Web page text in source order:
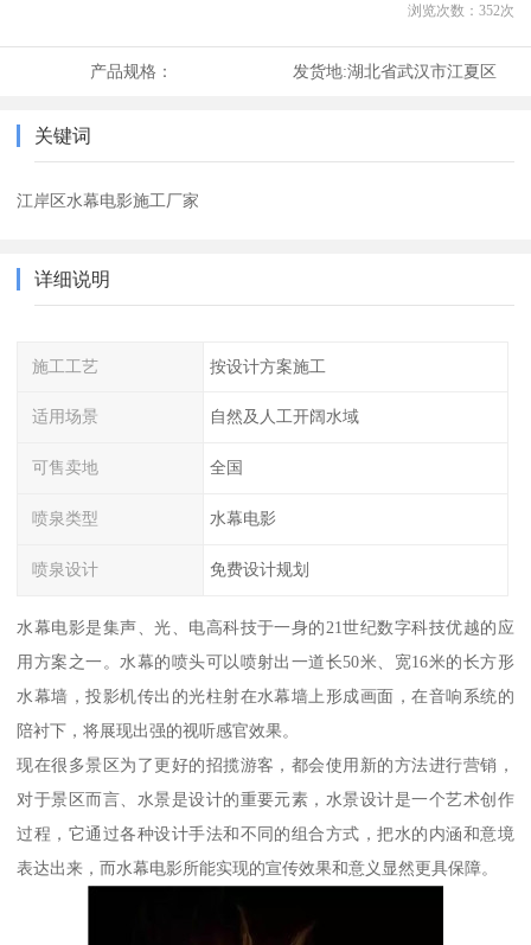
浏览次数： 352次
产品规格： 发货地:湖北省武汉市江夏区
关键词
江岸区水幕电影施工厂家
详细说明
施工工艺 按设计方案施工
适用场景 自然及人工开阔水域
可售卖地 全国
喷泉类型 水幕电影
喷泉设计 免费设计规划
水幕电影是集声、光、电高科技于一身的21世纪数字科技优越的应
用方案之一。水幕的喷头可以喷射出一道长50米、宽16米的长方形
水幕墙，投影机传出的光柱射在水幕墙上形成画面，在音响系统的
陪衬下，将展现出强的视听感官效果。
现在很多景区为了更好的招揽游客，都会使用新的方法进行营销，
对于景区而言、水景是设计的重要元素，水景设计是一个艺术创作
过程，它通过各种设计手法和不同的组合方式，把水的内涵和意境
表达出来，而水幕电影所能实现的宣传效果和意义显然更具保障。